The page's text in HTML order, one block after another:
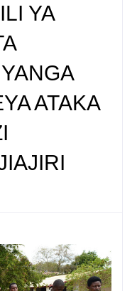
YA
ATAKA